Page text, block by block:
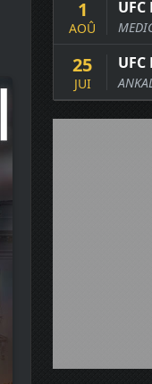
1
AOÛ
UFC
25
JUI
UFC